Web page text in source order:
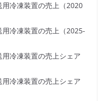
用冷凍装置の売上（2020
用冷凍装置の売上（2025-
用冷凍装置の売上シェア
用冷凍装置の売上シェア